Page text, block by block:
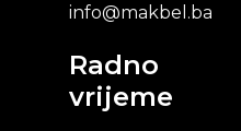
info@makbel.ba
Radno
vrijeme